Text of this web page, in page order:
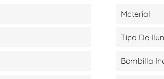
Material
Tipo De
Bombilla